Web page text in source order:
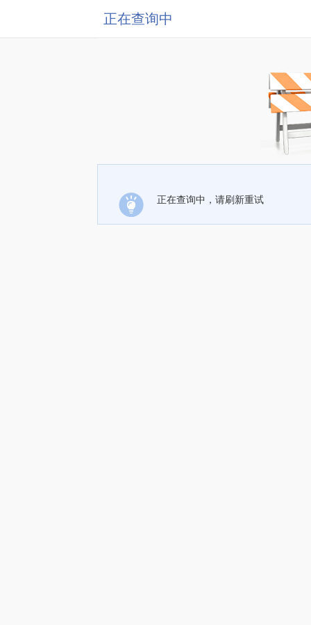
正在查询中
正在查询中，请刷新重试